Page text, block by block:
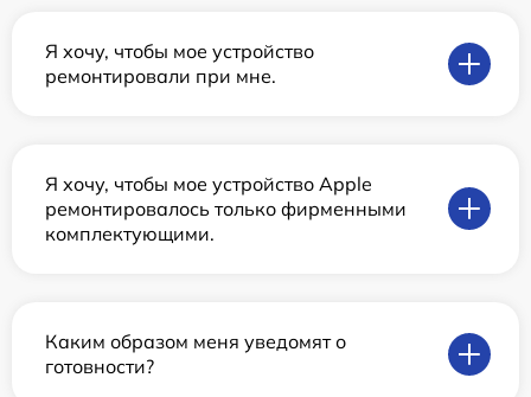
Я хочу, чтобы мое устройство
ремонтировали при мне.
Я хочу, чтобы мое устройство Apple
ремонтировалось только фирменными
комплектующими.
Каким образом меня уведомят о
готовности?